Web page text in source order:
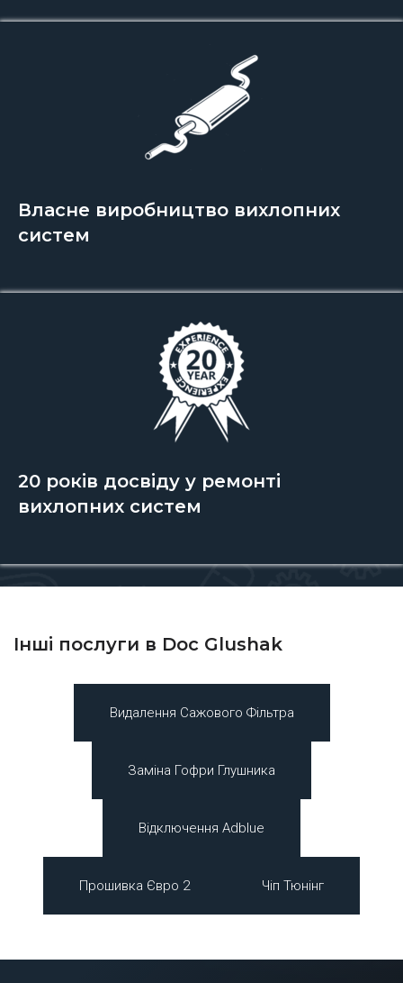
Власне виробництво вихлопних
систем
20 років досвіду у ремонті
вихлопних систем
Інші послуги в Doc Glushak
Видалення Сажового Фільтра
Заміна Гофри Глушника
Відключення Adblue
Прошивка Євро 2 Чіп Тюнінг